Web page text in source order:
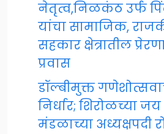
नेतृत्व,निळकंठ उर्फ
यांचा सामाजिक,
सहकार क्षेत्रातील
प्रवास
डॉल्बीमुक्त
निर्धार; शिरोळच्या
मंडळाच्या अध्यक्षपदी